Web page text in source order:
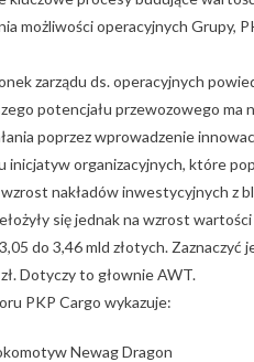
możliwości operacyjnych Grupy,
zarządu ds. operacyjnych
potencjału przewozowego
poprzez wprowadzenie
inicjatyw organizacyjnych, które
nakładów inwestycyjnych z
się jednak na wzrost
do 3,46 mld złotych.
Dotyczy to głownie AWT.
PKP Cargo wykazuje:
Newag Dragon